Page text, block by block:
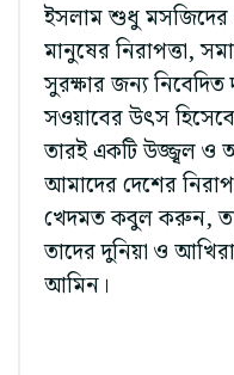
ইসলাম শুধু মসজিদের
মানুষের নিরাপত্তা,
সুরক্ষার জন্য
সওয়াবের উৎস হিসেবে
তারই একটি উজ্জ্বল ও
আমাদের দেশের
খেদমত কবুল করুন,
তাদের দুনিয়া ও
আমিন।